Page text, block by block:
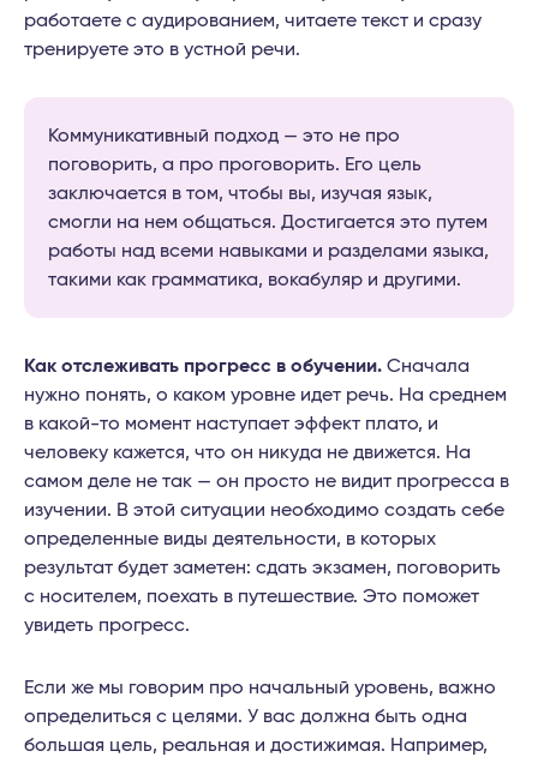
работаете с аудированием, читаете текст и сразу
тренируете это в устной речи.
Коммуникативный подход — это не про
поговорить, а про проговорить. Его цель
заключается в том, чтобы вы, изучая язык,
смогли на нем общаться. Достигается это путем
работы над всеми навыками и разделами языка,
такими как грамматика, вокабуляр и другими.
Как отслеживать прогресс в обучении. Сначала
нужно понять, о каком уровне идет речь. На среднем
в какой-то момент наступает эффект плато, и
человеку кажется, что он никуда не движется. На
самом деле не так — он просто не видит прогресса в
изучении. В этой ситуации необходимо создать себе
определенные виды деятельности, в которых
результат будет заметен: сдать экзамен, поговорить
с носителем, поехать в путешествие. Это поможет
увидеть прогресс.
Если же мы говорим про начальный уровень, важно
определиться с целями. У вас должна быть одна
большая цель, реальная и достижимая. Например,